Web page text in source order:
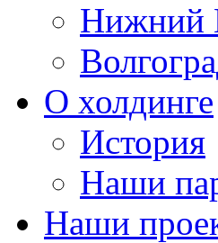
Нижний
О холдинге
История
Наши
Наши